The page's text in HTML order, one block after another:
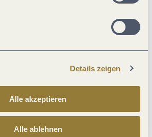
Details zeigen
Alle akzeptieren
Alle ablehnen
Besuche uns auf
Youtube